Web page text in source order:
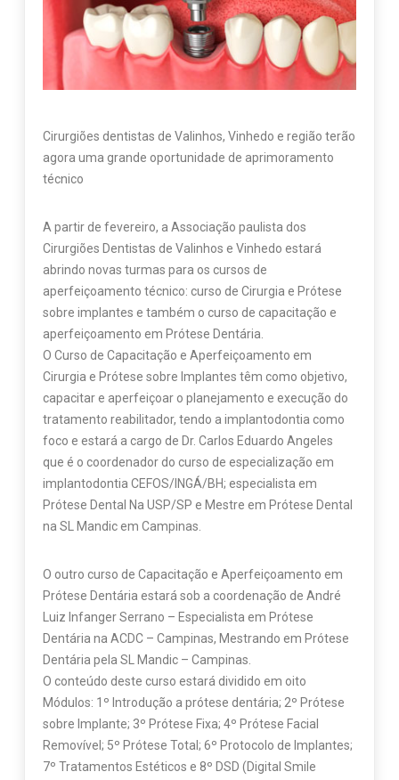
Cirurgiões dentistas de Valinhos, Vinhedo e região terão
agora uma grande oportunidade de aprimoramento
técnico
A partir de fevereiro, a Associação paulista dos
Cirurgiões Dentistas de Valinhos e Vinhedo estará
abrindo novas turmas para os cursos de
aperfeiçoamento técnico: curso de Cirurgia e Prótese
sobre implantes e também o curso de capacitação e
aperfeiçoamento em Prótese Dentária.
O Curso de Capacitação e Aperfeiçoamento em
Cirurgia e Prótese sobre Implantes têm como objetivo,
capacitar e aperfeiçoar o planejamento e execução do
tratamento reabilitador, tendo a implantodontia como
foco e estará a cargo de Dr. Carlos Eduardo Angeles
que é o coordenador do curso de especialização em
implantodontia CEFOS/INGÁ/BH; especialista em
Prótese Dental Na USP/SP e Mestre em Prótese Dental
na SL Mandic em Campinas.
O outro curso de Capacitação e Aperfeiçoamento em
Prótese Dentária estará sob a coordenação de André
Luiz Infanger Serrano – Especialista em Prótese
Dentária na ACDC – Campinas, Mestrando em Prótese
Dentária pela SL Mandic – Campinas.
O conteúdo deste curso estará dividido em oito
Módulos: 1º Introdução a prótese dentária; 2º Prótese
sobre Implante; 3º Prótese Fixa; 4º Prótese Facial
Removível; 5º Prótese Total; 6º Protocolo de Implantes;
7º Tratamentos Estéticos e 8º DSD (Digital Smile